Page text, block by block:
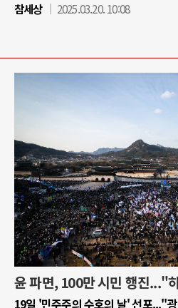
참세상
2025.03.20. 10:08
윤 파면, 100만 시민 행진..."
19일 '민주주의 수호의 날' 선포..."